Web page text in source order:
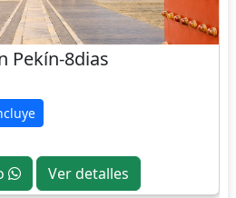
Pekín-8dias
Ver detalles